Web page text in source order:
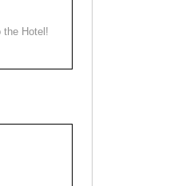
the Hotel!